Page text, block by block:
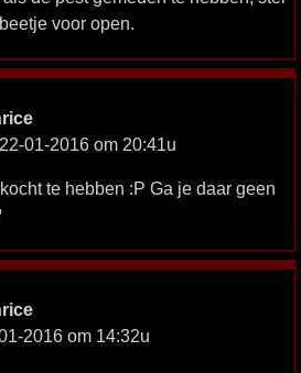
voor open.
01-2016 om 20:41u
te hebben :P Ga je daar geen
2016 om 14:32u